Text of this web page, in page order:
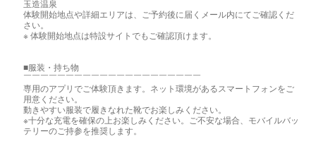
玉造温泉
体験開始地点や詳細エリアは、ご予約後に届くメール内にてご確認くだ
さい。
※ 体験開始地点は特設サイトでもご確認頂けます。
■服装・持ち物
￣￣￣￣￣￣￣￣￣￣￣￣￣￣￣￣￣￣￣￣￣
専用のアプリでご体験頂きます。ネット環境があるスマートフォンをご
用意ください。
動きやすい服装で履きなれた靴でお楽しみください。
※十分な充電を確保の上お楽しみください。ご不安な場合、モバイルバッ
テリーのご持参を推奨します。